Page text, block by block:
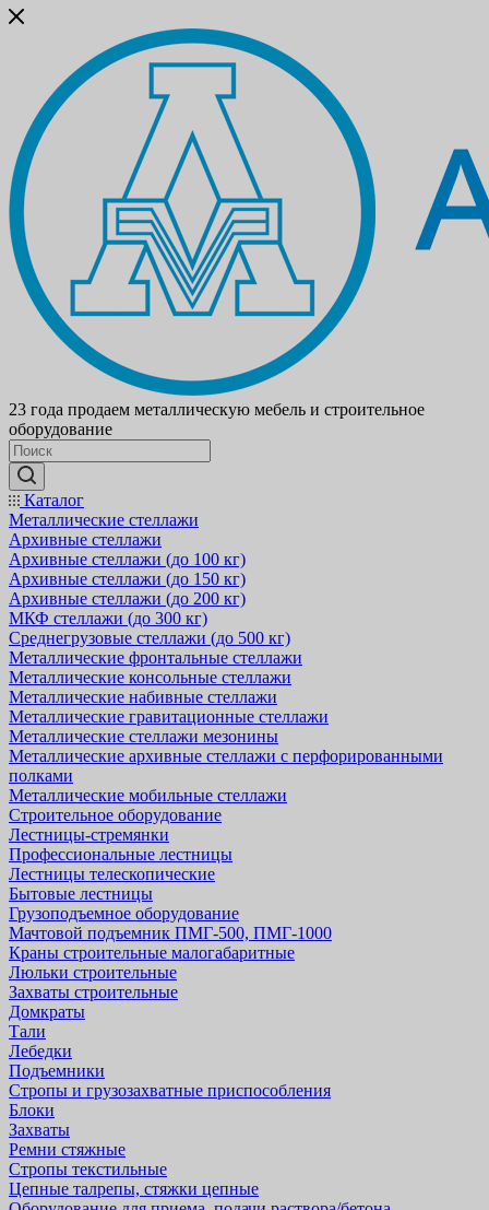
23 года продаем металлическую мебель и строительное
оборудование
Каталог
Металлические стеллажи
Архивные стеллажи
Архивные стеллажи (до 100 кг)
Архивные стеллажи (до 150 кг)
Архивные стеллажи (до 200 кг)
МКФ стеллажи (до 300 кг)
Среднегрузовые стеллажи (до 500 кг)
Металлические фронтальные стеллажи
Металлические консольные стеллажи
Металлические набивные стеллажи
Металлические гравитационные стеллажи
Металлические стеллажи мезонины
Металлические архивные стеллажи с перфорированными
полками
Металлические мобильные стеллажи
Строительное оборудование
Лестницы-стремянки
Профессиональные лестницы
Лестницы телескопические
Бытовые лестницы
Грузоподъемное оборудование
Мачтовой подъемник ПМГ-500, ПМГ-1000
Краны строительные малогабаритные
Люльки строительные
Захваты строительные
Домкраты
Тали
Лебедки
Подъемники
Стропы и грузозахватные приспособления
Блоки
Захваты
Ремни стяжные
Стропы текстильные
Цепные талрепы, стяжки цепные